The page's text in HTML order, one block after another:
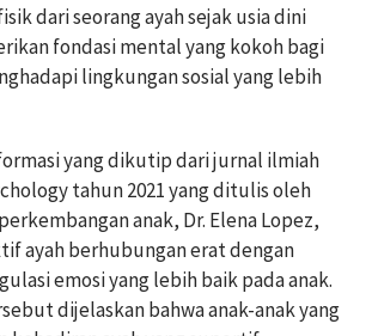
dari seorang ayah sejak usia dini
fondasi mental yang kokoh bagi
lingkungan sosial yang lebih
yang dikutip dari jurnal ilmiah
tahun 2021 yang ditulis oleh
anak, Dr. Elena Lopez,
ayah berhubungan erat dengan
emosi yang lebih baik pada anak.
dijelaskan bahwa anak-anak yang